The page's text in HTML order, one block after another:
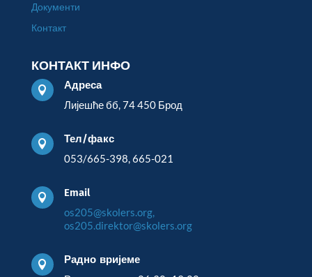
Документи
Контакт
КОНТАКТ ИНФО

Адреса
Лијешће бб, 74 450 Брод

Тел/факс
053/665-398, 665-021

Email
os205@skolers.org,
os205.direktor@skolers.org

Радно вријеме